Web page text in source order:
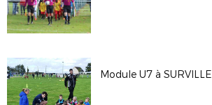
Module U7 à SURVILLE